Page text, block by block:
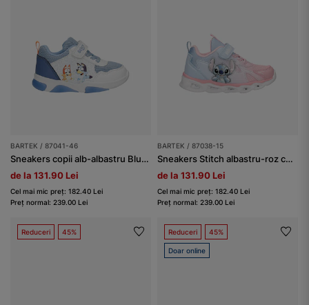
BARTEK / 87041-46
Sneakers copii alb-albastru Bluey cu talpă luminoasă BARTEK 87041-46
de la 131.90 Lei
Cel mai mic preț: 182.40 Lei
Preț normal: 239.00 Lei
BARTEK / 87038-15
Sneakers Stitch albastru-roz cu talpă luminoasă BARTEK 87038-15
de la 131.90 Lei
Cel mai mic preț: 182.40 Lei
Preț normal: 239.00 Lei
Reduceri 45% Reduceri 45%
Doar online